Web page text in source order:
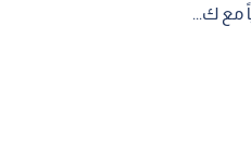
مع ك...